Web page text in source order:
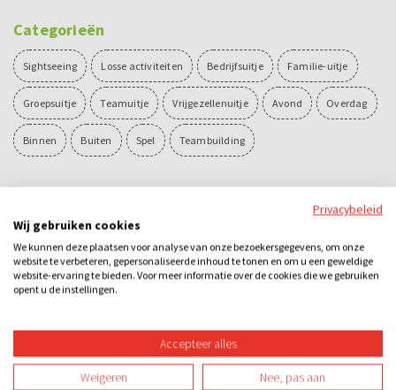
Categorieën
Sightseeing Losse activiteiten Bedrijfsuitje Familie-uitje
Groepsuitje Teamuitje Vrijgezellenuitje Avond Overdag
Binnen Buiten Spel Teambuilding
Men Only!
Stepspeurtocht - Lunch - De
Alleskunner
Privacybeleid
Wij gebruiken cookies
We kunnen deze plaatsen voor analyse van onze bezoekersgegevens, om onze
website te verbeteren, gepersonaliseerde inhoud te tonen en om u een geweldige
website-ervaring te bieden. Voor meer informatie over de cookies die we gebruiken
opent u de instellingen.
Accepteer alles
Weigeren Nee, pas aan